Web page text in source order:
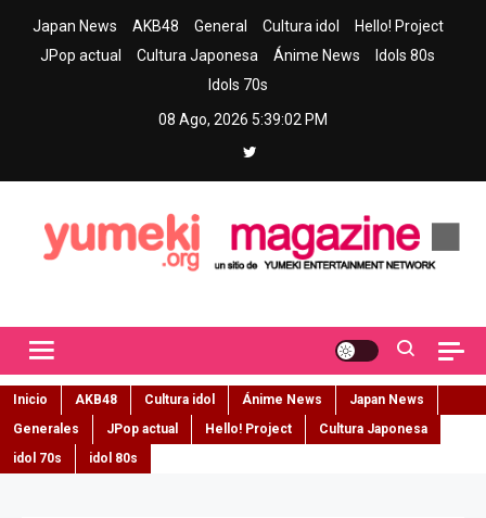
Japan News AKB48 General Cultura idol
Hello! Project
JPop actual
Cultura Japonesa Ánime News
Idols 80s
Idols 70s
08 Ago, 2026 5:39:03 PM
Inicio AKB48 Cultura idol Ánime News
Japan News
Generales
JPop actual Hello! Project
Cultura Japonesa
idol 70s
idol 80s